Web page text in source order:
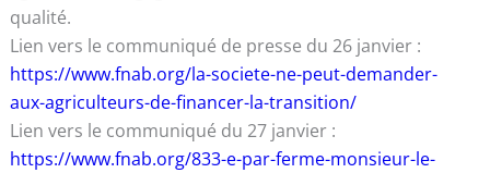
qualité.
Lien vers le communiqué de presse du 26 janvier :
https://www.fnab.org/la-societe-ne-peut-demander-
aux-agriculteurs-de-financer-la-transition/
Lien vers le communiqué du 27 janvier :
https://www.fnab.org/833-e-par-ferme-monsieur-le-